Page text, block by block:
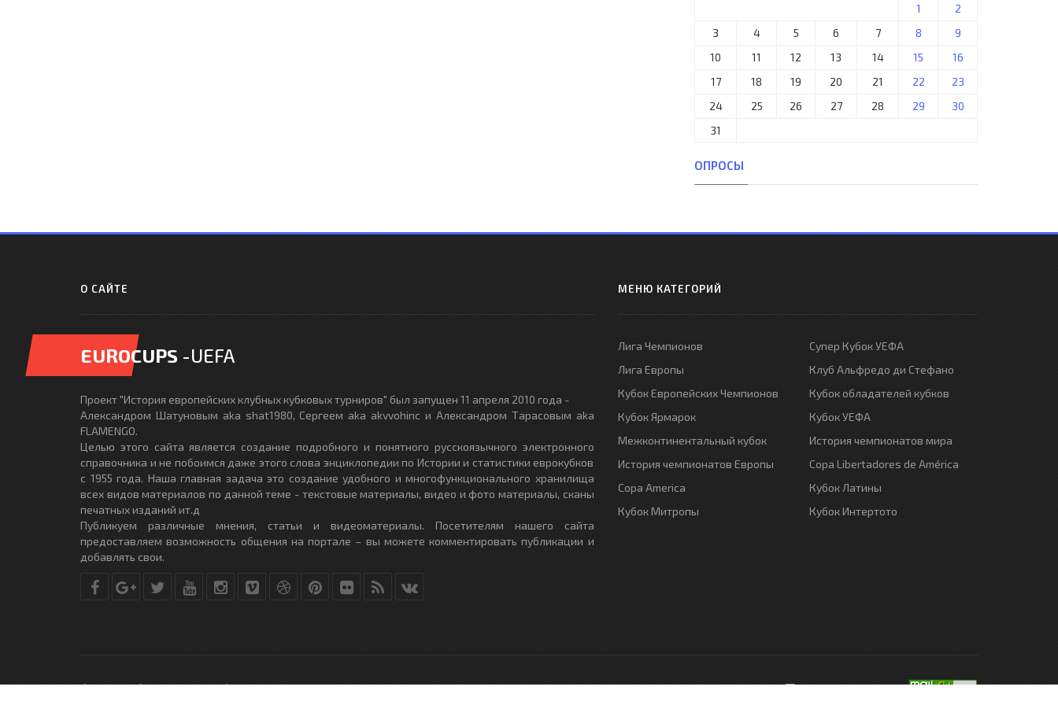
1
2
3
4 5 6 7 8
9
10
11 12 13 14 15
16
17
18 19 20 21 22
23
24
25 26 27 28 29
30
31
ОПРОСЫ
О САЙТЕ
EUROCUPS -UEFA
Проект "История европейских клубных кубковых турниров" был запущен 11 апреля 2010 года -
Александром Шатуновым aka shat1980, Сергеем aka akvvohinc и Александром Тарасовым aka
FLAMENGO.
Целью этого сайта является создание подробного и понятного русскоязычного электронного
справочника и не побоимся даже этого слова энциклопедии по Истории и статистики еврокубков
с 1955 года. Наша главная задача это создание удобного и многофункционального хранилища
всех видов материалов по данной теме - текстовые материалы, видео и фото материалы, сканы
печатных изданий ит.д
Публикуем различные мнения, статьи и видеоматериалы. Посетителям нашего сайта
предоставляем возможность общения на портале – вы можете комментировать публикации и
добавлять свои.
МЕНЮ КАТЕГОРИЙ
Лига Чемпионов
Лига Европы
Кубок Европейских Чемпионов
Кубок Ярмарок
Межконтинентальный кубок
История чемпионатов Европы
Copa America
Кубок Митропы
Супер Кубок УЕФА
Клуб Альфредо ди Стефано
Кубок обладателей кубков
Кубок УЕФА
История чемпионатов мира
Copa Libertadores de América
Кубок Латины
Кубок Интертото
© Copyright © 2010-2017. Разработано студиейDLE-THEME.RU- All Rights Reserved.